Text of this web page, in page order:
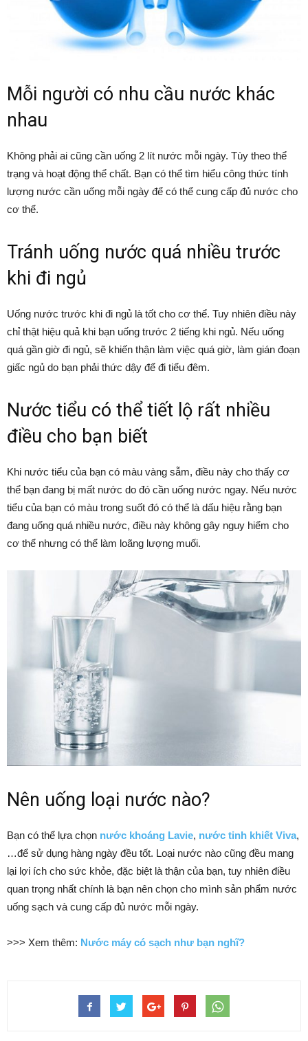
Mỗi người có nhu cầu nước khác
nhau
Không phải ai cũng cần uống 2 lít nước mỗi ngày. Tùy theo thể
trạng và hoạt động thể chất. Bạn có thể tìm hiểu công thức tính
lượng nước cần uống mỗi ngày để có thể cung cấp đủ nước cho
cơ thể.
Tránh uống nước quá nhiều trước
khi đi ngủ
Uống nước trước khi đi ngủ là tốt cho cơ thể. Tuy nhiên điều này
chỉ thật hiệu quả khi bạn uống trước 2 tiếng khi ngủ. Nếu uống
quá gần giờ đi ngủ, sẽ khiến thận làm việc quá giờ, làm gián đoạn
giấc ngủ do bạn phải thức dậy để đi tiểu đêm.
Nước tiểu có thể tiết lộ rất nhiều
điều cho bạn biết
Khi nước tiểu của bạn có màu vàng sẫm, điều này cho thấy cơ
thể bạn đang bị mất nước do đó cần uống nước ngay. Nếu nước
tiểu của bạn có màu trong suốt đó có thể là dấu hiệu rằng bạn
đang uống quá nhiều nước, điều này không gây nguy hiểm cho
cơ thể nhưng có thể làm loãng lượng muối.
Nên uống loại nước nào?
Bạn có thể lựa chọn nước khoáng Lavie, nước tinh khiết Viva,
…để sử dụng hàng ngày đều tốt. Loại nước nào cũng đều mang
lại lợi ích cho sức khỏe, đặc biệt là thận của bạn, tuy nhiên điều
quan trọng nhất chính là bạn nên chọn cho mình sản phẩm nước
uống sạch và cung cấp đủ nước mỗi ngày.
>>> Xem thêm: Nước máy có sạch như bạn nghĩ?